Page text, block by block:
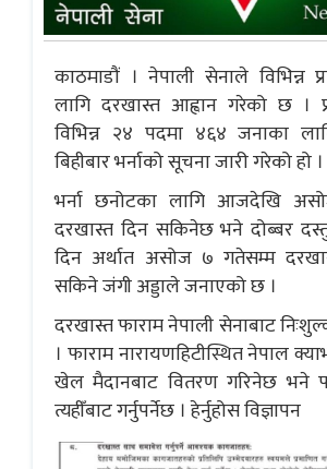
काठमाडौं । नेपाली सेनाले विभिन्न
लागि दरखास्त आह्वान गरेको छ ।
विभिन्न २४ पदमा ४६४ जनाका
बिहीबार भर्नाको सूचना जारी गरेको हो ।
भर्ना छनोटका लागि आजदेखि
दरखास्त दिन सकिनेछ भने दोब्बर
दिन अर्थात असोज ७ गतेसम्म
सकिने जंगी अड्डाले जनाएको छ ।
दरखास्त फाराम नेपाली सेनाबाट
। फाराम नारायणहिटीस्थित नेपाल
खेल मैदानबाट वितरण गरिनेछ भने
त्यहीँबाट गर्नुपर्नेछ । हेर्नुहोस विज्ञापन